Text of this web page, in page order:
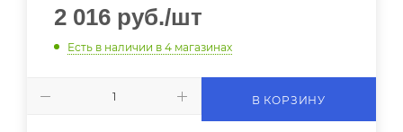
2 016 руб./шт
Есть в наличии в 4 магазинах
В КОРЗИНУ